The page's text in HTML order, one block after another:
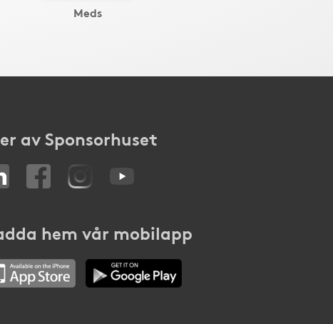
Meds
av Sponsorhuset
hem vår mobilapp